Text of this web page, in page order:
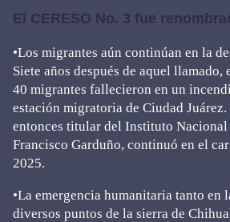
El CERESO No. 3 fue
•Los migrantes aún continúan en la
Siete años después de aquel llamado,
40 migrantes fallecieron en un
estación migratoria de Ciudad
entonces titular del Instituto
Francisco Garduño, continuó en el
2025.
•La emergencia humanitaria tanto en
diversos puntos de la sierra de